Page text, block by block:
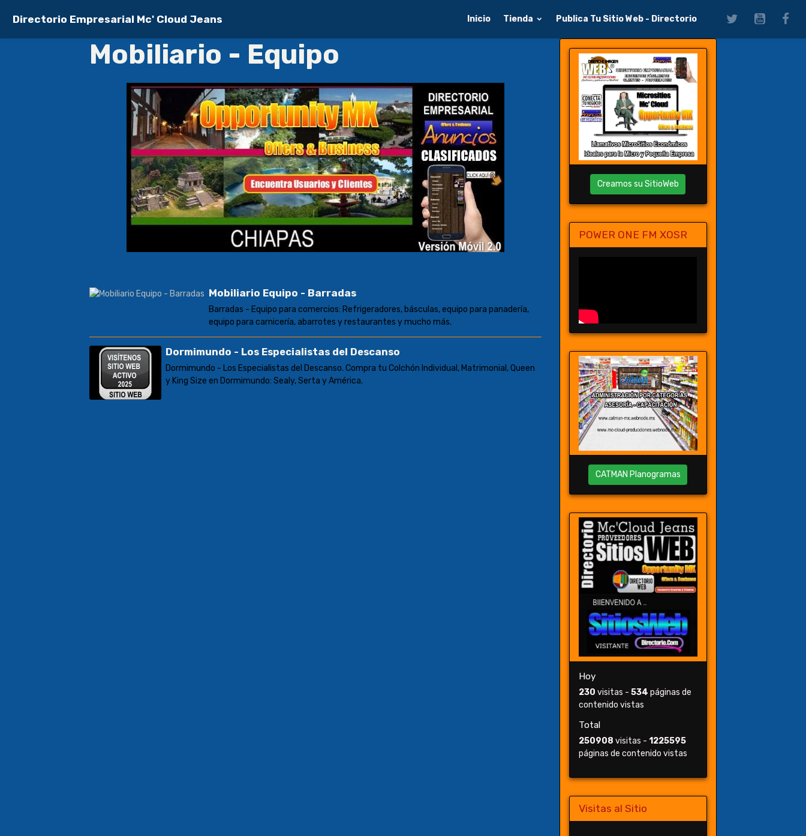
Directorio Empresarial Mc' Cloud Jeans Inicio Tienda Publica Tu Sitio Web - Directorio
Mobiliario - Equipo
Mobiliario Equipo - Barradas
Barradas - Equipo para comercios: Refrigeradores, básculas, equipo para panadería,
equipo para carnicería, abarrotes y restaurantes y mucho más.
Dormimundo - Los Especialistas del Descanso
Dormimundo - Los Especialistas del Descanso. Compra tu Colchón Individual, Matrimonial, Queen
y King Size en Dormimundo: Sealy, Serta y América.
Creamos su SitioWeb
POWER ONE FM XOSR
CATMAN Planogramas
Hoy
230 visitas -534 páginas de
contenido vistas
Total
250908 visitas -1225595
páginas de contenido vistas
Visitas al Sitio